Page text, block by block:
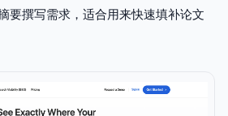
要撰写需求，适合用来快速填补论文